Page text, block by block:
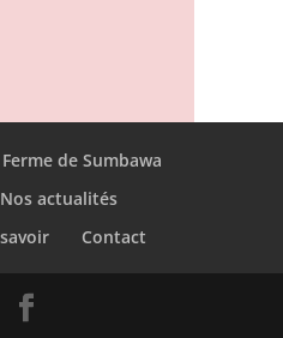
de Sumbawa
Nos actualités
Contact